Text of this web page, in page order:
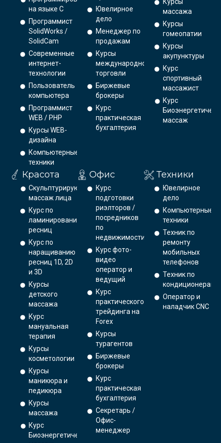
на языке С
Программист
SolidWorks /
SolidCam
Современные
интернет-
технологии
Пользователь
компьютера
Программист
WEB / PHP
Курсы WEB-
дизайна
Компьютерные
техники
Ювелирное
дело
Менеджер по
продажам
Курсы
международной
торговли
Биржевые
брокеры
Курс
практическая
бухгалтерия
Курсы
массажа
Курсы
гомеопатии
Курсы
акупунктуры
Курс
спортивный
массажист
Курс
массаж
Красота
Скульптурирующий
массаж лица
Курс по
ламинированию
ресниц
Курс по
наращиванию
ресниц 1D, 2D
и 3D
Курсы
детского
массажа
Курс
мануальная
терапия
Курсы
косметологии
Курсы
маникюра и
педикюра
Курсы
массажа
Курс
Биоэнергетический
Офис
Курс
подготовки
риэлторов /
посредников
по
недвижимости
Курс фото-
видео
оператор и
ведущий
Курс
практического
трейдинга на
Forex
Курсы
турагентов
Биржевые
брокеры
Курс
практическая
бухгалтерия
Секретарь /
Офис-
менеджер
Техники
Ювелирное
дело
Компьютерные
техники
Техник по
ремонту
мобильных
телефонов
Техник по
кондиционерам
Оператор и
наладчик CNC